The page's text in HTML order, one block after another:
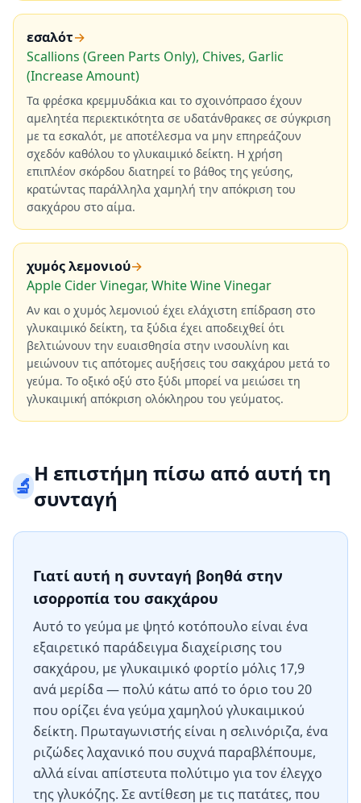
εσαλότ→
Scallions (Green Parts Only), Chives, Garlic
(Increase Amount)
Τα φρέσκα κρεμμυδάκια και το σχοινόπρασο έχουν
αμελητέα περιεκτικότητα σε υδατάνθρακες σε σύγκριση
με τα εσκαλότ, με αποτέλεσμα να μην επηρεάζουν
σχεδόν καθόλου το γλυκαιμικό δείκτη. Η χρήση
επιπλέον σκόρδου διατηρεί το βάθος της γεύσης,
κρατώντας παράλληλα χαμηλή την απόκριση του
σακχάρου στο αίμα.
χυμός λεμονιού→
Apple Cider Vinegar, White Wine Vinegar
Αν και ο χυμός λεμονιού έχει ελάχιστη επίδραση στο
γλυκαιμικό δείκτη, τα ξύδια έχει αποδειχθεί ότι
βελτιώνουν την ευαισθησία στην ινσουλίνη και
μειώνουν τις απότομες αυξήσεις του σακχάρου μετά το
γεύμα. Το οξικό οξύ στο ξύδι μπορεί να μειώσει τη
γλυκαιμική απόκριση ολόκληρου του γεύματος.
🔬Η επιστήμη πίσω από αυτή τη
συνταγή
Γιατί αυτή η συνταγή βοηθά στην
ισορροπία του σακχάρου
Αυτό το γεύμα με ψητό κοτόπουλο είναι ένα
εξαιρετικό παράδειγμα διαχείρισης του
σακχάρου, με γλυκαιμικό φορτίο μόλις 17,9
ανά μερίδα — πολύ κάτω από το όριο του 20
που ορίζει ένα γεύμα χαμηλού γλυκαιμικού
δείκτη. Πρωταγωνιστής είναι η σελινόριζα, ένα
ριζώδες λαχανικό που συχνά παραβλέπουμε,
αλλά είναι απίστευτα πολύτιμο για τον έλεγχο
της γλυκόζης. Σε αντίθεση με τις πατάτες, που